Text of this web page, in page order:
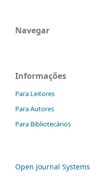
Navegar
Informações
Para Leitores
Para Autores
Para Bibliotecários
Open Journal Systems